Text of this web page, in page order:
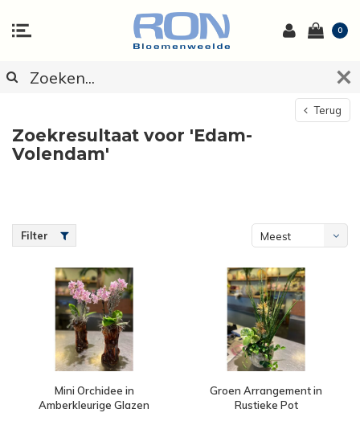
0
Terug
Zoekresultaat voor 'Edam-
Volendam'
Filter
Meest
Mini Orchidee in
Amberkleurige Glazen
Groen Arrangement in
Rustieke Pot